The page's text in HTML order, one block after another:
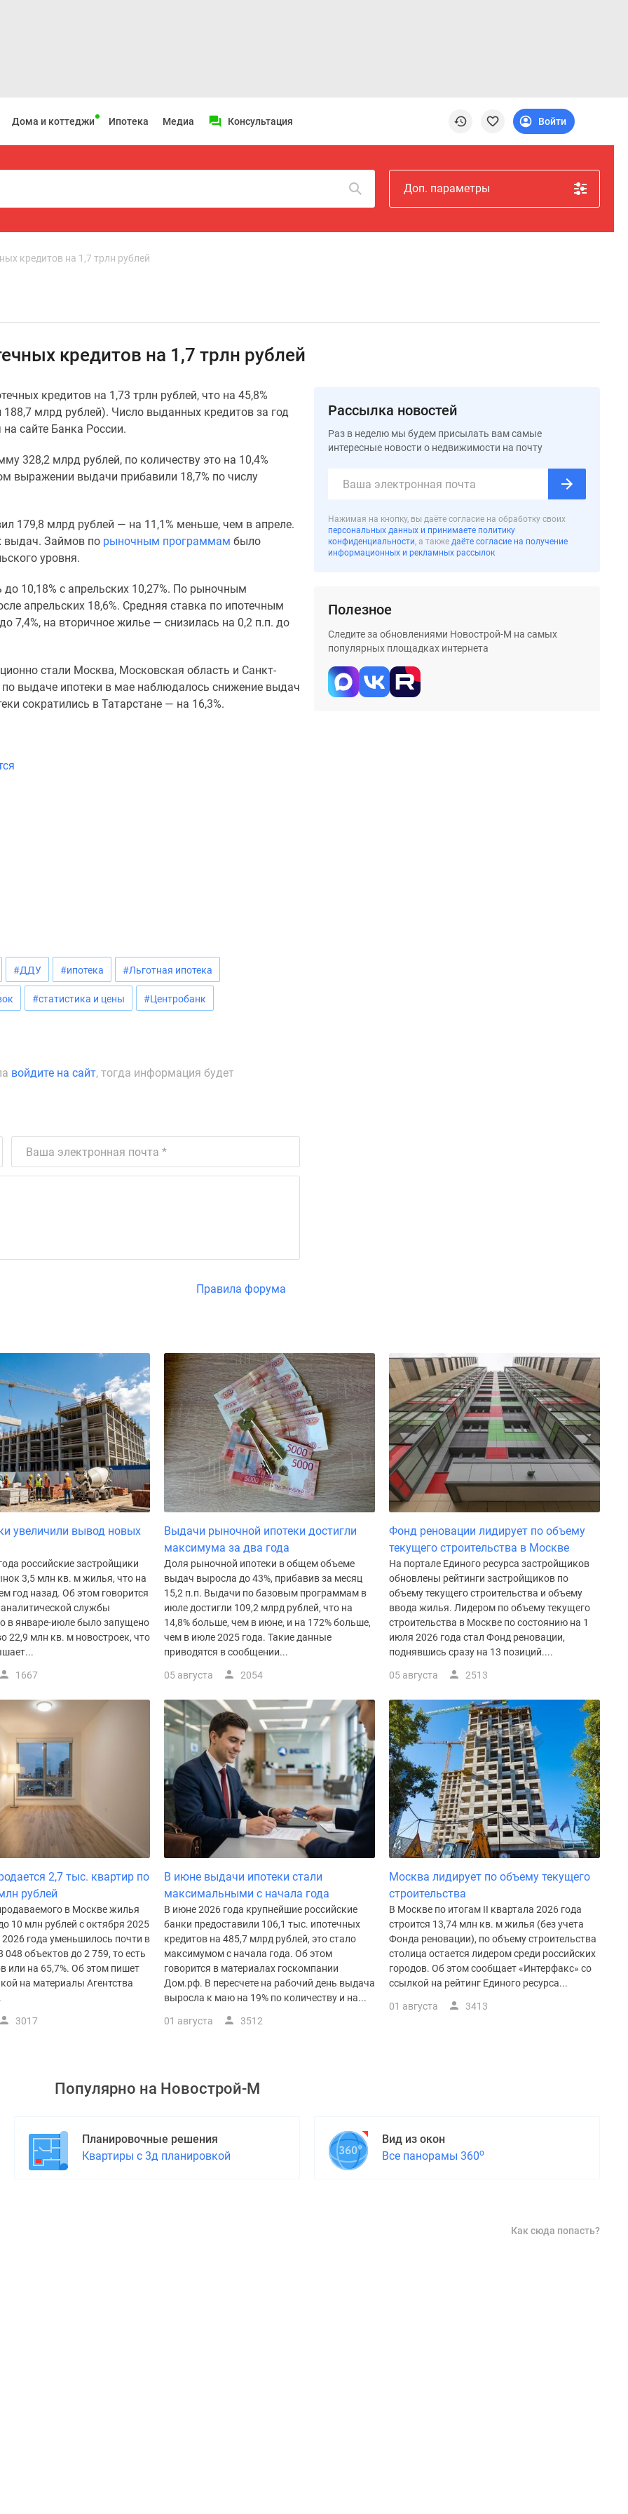
Дома и коттеджи Ипотека Медиа Консультация Войти
Доп. параметры
кредитов на 1,7 трлн рублей
кредитов на 1,7 трлн рублей
кредитов на 1,73 трлн рублей, что на 45,8%
млрд рублей). Число выданных кредитов за год
сайте Банка России.
328,2 млрд рублей, по количеству это на 10,4%
выражении выдачи прибавили 18,7% по числу
179,8 млрд рублей — на 11,1% меньше, чем в апреле.
выдач. Займов по рыночным программам было
уровня.
10,18% с апрельских 10,27%. По рыночным
апрельских 18,6%. Средняя ставка по ипотечным
7,4%, на вторичное жилье — снизилась на 0,2 п.п. до
стали Москва, Московская область и Санкт-
по выдаче ипотеки в мае наблюдалось снижение выдач
сократились в Татарстане — на 16,3%.
#ДДУ #ипотека #Льготная ипотека
#статистика и цены #Центробанк
войдите на сайт, тогда информация будет
Правила форума
Рассылка новостей
Раз в неделю мы будем присылать вам самые
интересные новости о недвижимости на почту
Нажимая на кнопку, вы даёте согласие на обработку своих
персональных данных и принимаете политику
конфиденциальности, а также даёте согласие на получение
информационных и рекламных рассылок
Полезное
Следите за обновлениями Новострой-М на самых
популярных площадках интернета
увеличили вывод новых
российские застройщики
3,5 млн кв. м жилья, что на
год назад. Об этом говорится
службы
в январе-июле было запущено
22,9 млн кв. м новостроек, что
1667
Выдачи рыночной ипотеки достигли
максимума за два года
Доля рыночной ипотеки в общем объеме
выдач выросла до 43%, прибавив за месяц
15,2 п.п. Выдачи по базовым программам в
июле достигли 109,2 млрд рублей, что на
14,8% больше, чем в июне, и на 172% больше,
чем в июле 2025 года. Такие данные
приводятся в сообщении...
05 августа 2054
Фонд реновации лидирует по объему
текущего строительства в Москве
На портале Единого ресурса застройщиков
обновлены рейтинги застройщиков по
объему текущего строительства и объему
ввода жилья. Лидером по объему текущего
строительства в Москве по состоянию на 1
июля 2026 года стал Фонд реновации,
поднявшись сразу на 13 позиций....
05 августа 2513
2,7 тыс. квартир по
рублей
в Москве жилья
10 млн рублей с октября 2025
года уменьшилось почти в
048 объектов до 2 759, то есть
или на 65,7%. Об этом пишет
на материалы Агентства
3017
В июне выдачи ипотеки стали
максимальными с начала года
В июне 2026 года крупнейшие российские
банки предоставили 106,1 тыс. ипотечных
кредитов на 485,7 млрд рублей, это стало
максимумом с начала года. Об этом
говорится в материалах госкомпании
Дом.рф. В пересчете на рабочий день выдача
выросла к маю на 19% по количеству и на...
01 августа 3512
Москва лидирует по объему текущего
строительства
В Москве по итогам II квартала 2026 года
строится 13,74 млн кв. м жилья (без учета
Фонда реновации), по объему строительства
столица остается лидером среди российских
городов. Об этом сообщает «Интерфакс» со
ссылкой на рейтинг Единого ресурса...
01 августа 3413
Популярно на Новострой-М
Планировочные решения
Квартиры с 3д планировкой
Вид из окон
Все панорамы 360о
Как сюда попасть?